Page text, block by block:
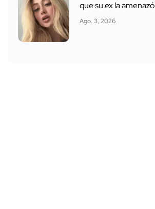
que su ex la amenazó
Ago. 3, 2026